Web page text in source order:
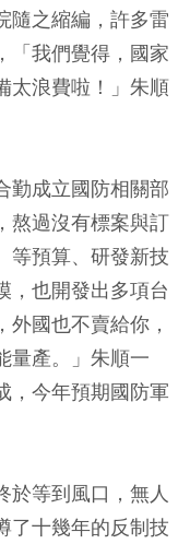
隨之縮編，許多雷
「我們覺得，國家
太浪費啦！」朱順
勤成立國防相關部
熬過沒有標案與訂
等預算、研發新技
，也開發出多項台
國也不賣給你，
量產。」朱順一
，今年預期國防軍
於等到風口，無人
了十幾年的反制技